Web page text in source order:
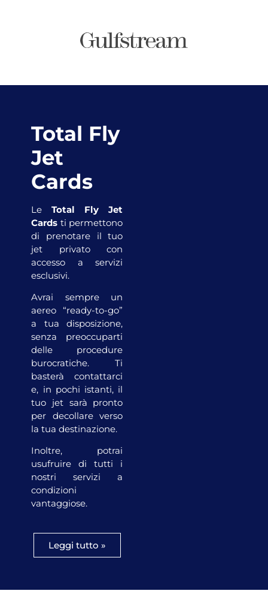
Total Fly
Jet
Cards
LeTotal Fly Jet
Cards ti permettono
di prenotare il tuo
jet privato con
accesso a servizi
esclusivi.
Avrai sempre un
aereo “ready-to-go”
a tua disposizione,
senza preoccuparti
delle procedure
burocratiche. Ti
basterà contattarci
e, in pochi istanti, il
tuo jet sarà pronto
per decollare verso
la tua destinazione.
Inoltre, potrai
usufruire di tutti i
nostri servizi a
condizioni
vantaggiose.
Leggi tutto »